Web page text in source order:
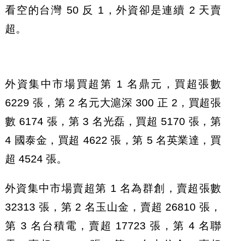
看空的台灣 50 反 1，外資卻是連續 2 天賣
超。
外資集中市場買超第 1 名鼎元，買超張數
6229 張，第 2 名元大滬深 300 正 2，買超張
數 6174 張，第 3 名光磊，買超 5170 張，第
4 國泰金，買超 4622 張，第 5 名英業達，買
超 4524 張。
外資集中市場賣超第 1 名為群創，賣超張數
32313 張，第 2 名玉山金，賣超 26810 張，
第 3 名台積電，賣超 17723 張，第 4 名聯